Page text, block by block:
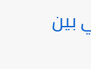
بين